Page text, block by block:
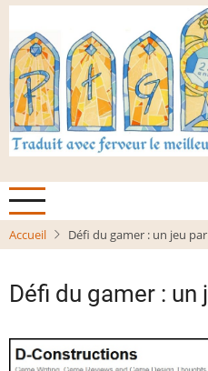
Aller
contenu
principal
Accueil Défi du gamer : un jeu
Défi du gamer : un